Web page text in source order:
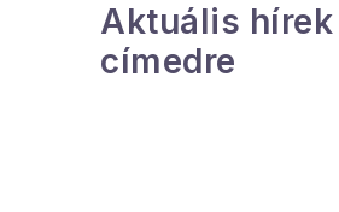
Aktuális hírek
címedre